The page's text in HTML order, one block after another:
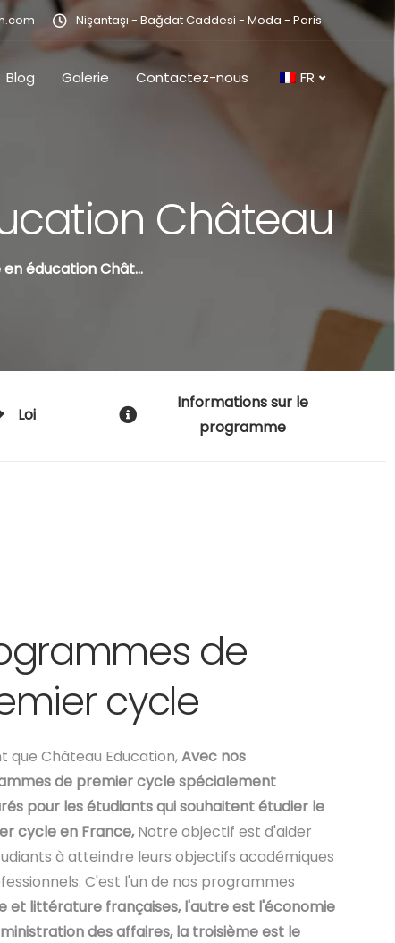
Nişantaşı - Bağdat Caddesi - Moda - Paris
Blog Galerie Contactez-nous FR
Château
éducation Château
Loi
Informations sur le
programme
de
cycle
que Château Education,Avec nos
de premier cycle spécialement
pour les étudiants qui souhaitent étudier le
cycle en France,Notre objectif est d'aider
à atteindre leurs objectifs académiques
C'est l'un de nos programmes
et littérature françaises, l'autre est l'économie
des affaires, la troisième est le